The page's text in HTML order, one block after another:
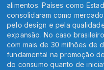
alimentos. Países como
consolidaram como
pelo design e pela
expansão. No caso
com mais de 30 milhões de
fundamental na promoção
do consumo quanto de